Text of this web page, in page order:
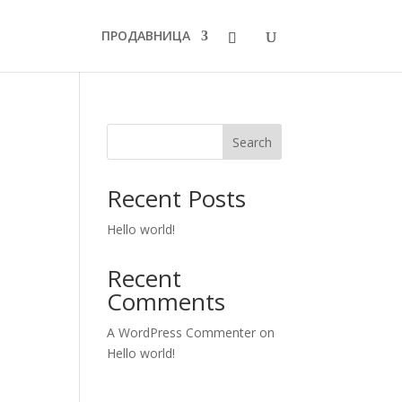
ПРОДАВНИЦА
Search
Recent Posts
Hello world!
Recent
Comments
A WordPress Commenter on
Hello world!